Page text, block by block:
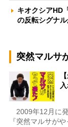
キオクシアHD
の反転シグナ
突然マルサ
2009年12月に
『突然マルサが